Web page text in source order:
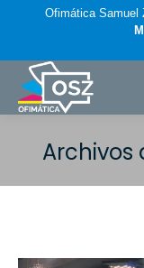
Ofimática Samuel
Archivos